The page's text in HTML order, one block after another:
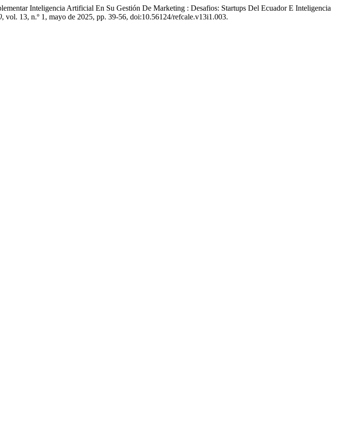
Inteligencia Artificial En Su Gestión De Marketing : Desafios: Startups Del Ecuador E Inteligencia
, vol. 13, n.º 1, mayo de 2025, pp. 39-56, doi:10.56124/refcale.v13i1.003.